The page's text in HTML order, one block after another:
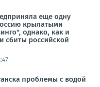
еще одну
крылатыми
однако, как и
сбиты российской
проблемы с водой